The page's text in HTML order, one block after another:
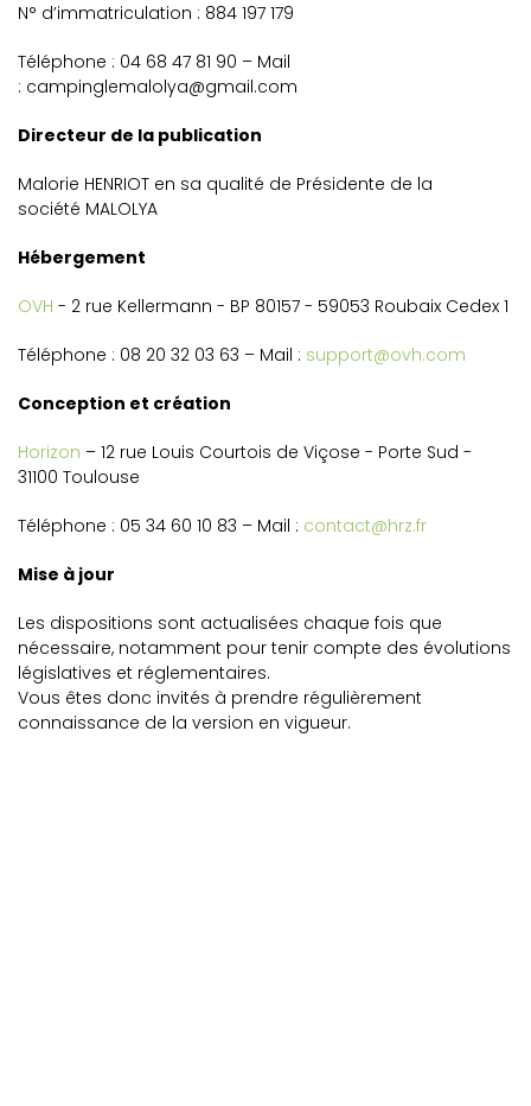
N° d’immatriculation : 884 197 179
Téléphone : 04 68 47 81 90 – Mail
: campinglemalolya@gmail.com
Directeur de la publication
Malorie HENRIOT en sa qualité de Présidente de la
société MALOLYA
Hébergement
OVH - 2 rue Kellermann - BP 80157 - 59053 Roubaix Cedex 1
Téléphone : 08 20 32 03 63 – Mail : support@ovh.com
Conception et création
Horizon – 12 rue Louis Courtois de Viçose - Porte Sud -
31100 Toulouse
Téléphone : 05 34 60 10 83 – Mail : contact@hrz.fr
Mise à jour
Les dispositions sont actualisées chaque fois que
nécessaire, notamment pour tenir compte des évolutions
législatives et réglementaires.
Vous êtes donc invités à prendre régulièrement
connaissance de la version en vigueur.